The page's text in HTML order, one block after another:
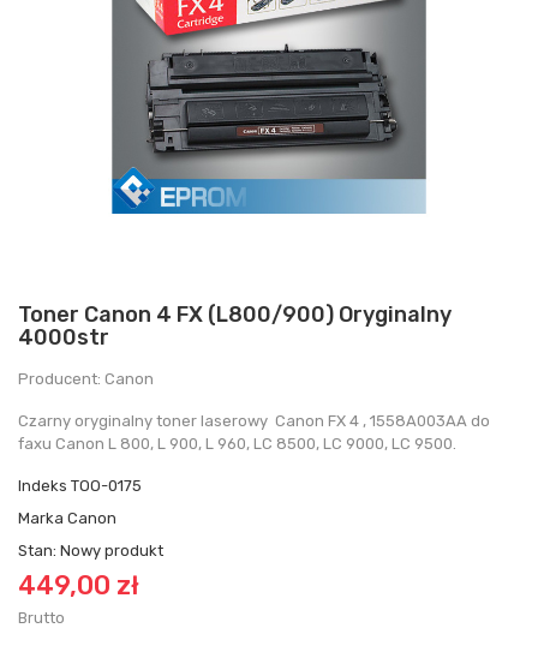
Toner Canon 4 FX (L800/900) Oryginalny
4000str
Producent: Canon
Czarny oryginalny toner laserowy Canon FX 4 , 1558A003AA do
faxu Canon L 800, L 900, L 960, LC 8500, LC 9000, LC 9500.
Indeks TOO-0175
Marka Canon
Stan: Nowy produkt
449,00 zł
Brutto